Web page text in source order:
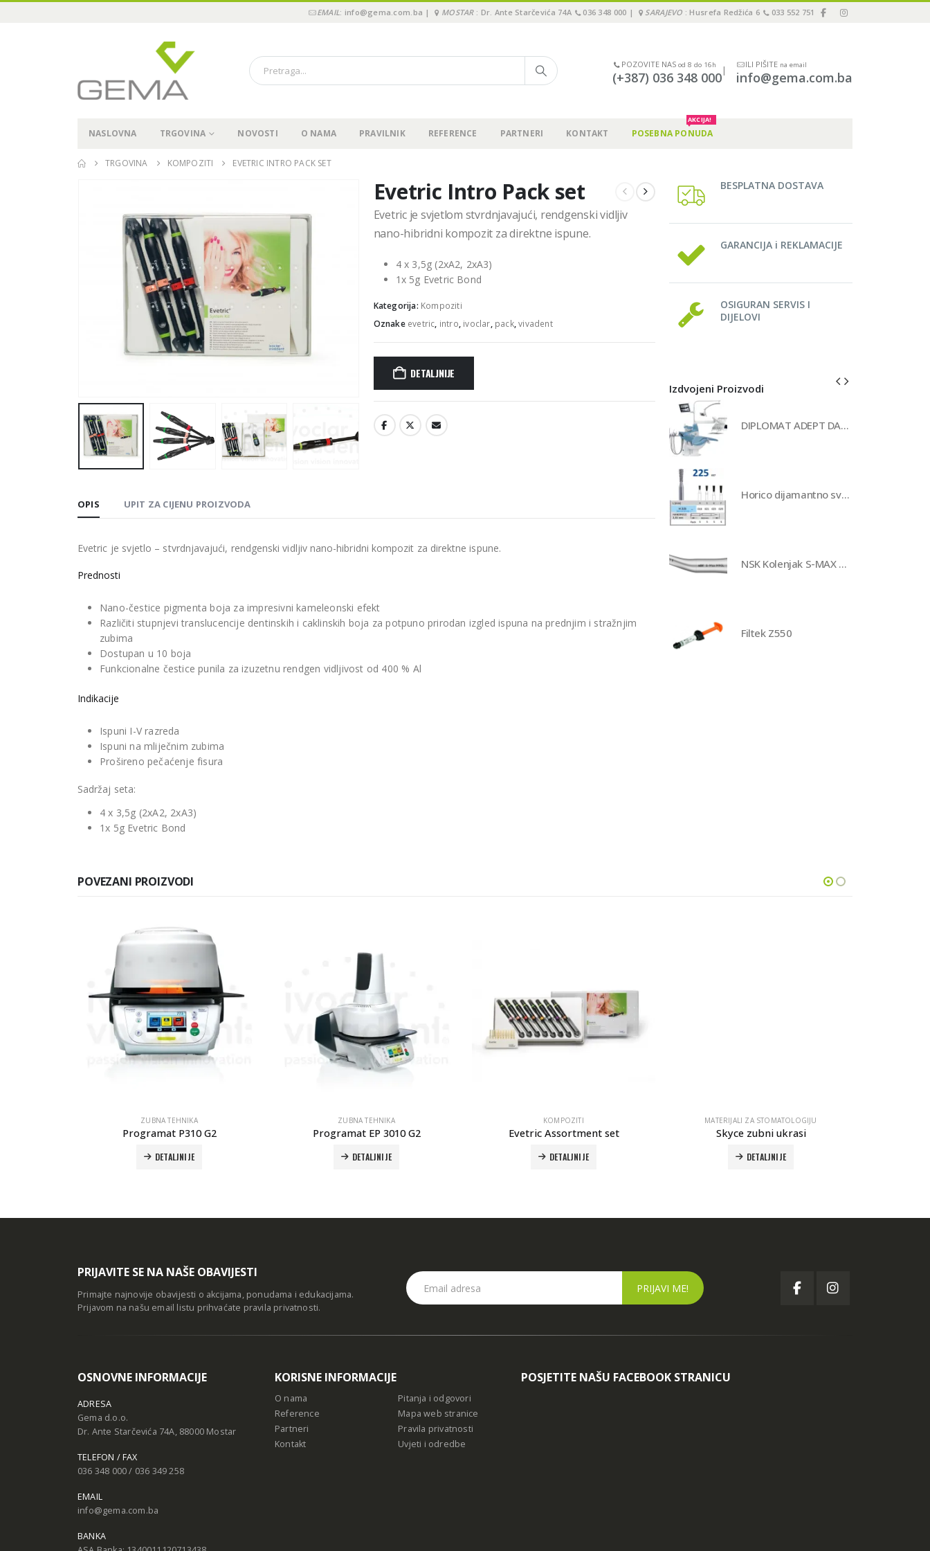
EMAIL: info@gema.com.ba | MOSTAR: Dr. Ante Starčevića 74A 036 348 000 | SARAJEVO : Husrefa Redžića 6 033 552 751
POZOVITE NAS od 8 do 16h
(+387) 036 348 000|
ILI PIŠITE na email
info@gema.com.ba
NASLOVNA TRGOVINA NOVOSTI O NAMA PRAVILNIK REFERENCE PARTNERI KONTAKT POSEBNA PONUDA
AKCIJA!
TRGOVINA KOMPOZITI EVETRIC INTRO PACK SET
Evetric Intro Pack set
Evetric je svjetlom stvrdnjavajući, rendgenski vidljiv
nano-hibridni kompozit za direktne ispune.
4 x 3,5g (2xA2, 2xA3)
1x 5g Evetric Bond
Kategorija: Kompoziti
Oznake evetric, intro, ivoclar, pack,vivadent
DETALJNIJE
OPIS UPIT ZA CIJENU PROIZVODA
Evetric je svjetlo – stvrdnjavajući, rendgenski vidljiv nano-hibridni kompozit za direktne ispune.
Prednosti
Nano-čestice pigmenta boja za impresivni kameleonski efekt
Različiti stupnjevi translucencije dentinskih i caklinskih boja za potpuno prirodan izgled ispuna na prednjim i stražnjim
zubima
Dostupan u 10 boja
Funkcionalne čestice punila za izuzetnu rendgen vidljivost od 400 % Al
Indikacije
Ispuni I-V razreda
Ispuni na mliječnim zubima
Prošireno pečaćenje fisura
Sadržaj seta:
4 x 3,5g (2xA2, 2xA3)
1x 5g Evetric Bond
BESPLATNA DOSTAVA
GARANCIJA i REKLAMACIJE
OSIGURAN SERVIS I
DIJELOVI
Izdvojeni Proizvodi
DIPLOMAT ADEPT DA370
Horico dijamantno svrdlo - 225
NSK Kolenjak S-MAX M95L
Filtek Z550
POVEZANI PROIZVODI
ZUBNA TEHNIKA
Programat P310 G2
DETALJNIJE
ZUBNA TEHNIKA
Programat EP 3010 G2
DETALJNIJE
KOMPOZITI
Evetric Assortment set
DETALJNIJE
MATERIJALI ZA STOMATOLOGIJU
Skyce zubni ukrasi
DETALJNIJE
PRIJAVITE SE NA NAŠE OBAVIJESTI
Primajte najnovije obavijesti o akcijama, ponudama i edukacijama.
Prijavom na našu email listu prihvaćate pravila privatnosti.
OSNOVNE INFORMACIJE
ADRESA
Gema d.o.o.
Dr. Ante Starčevića 74A, 88000 Mostar
TELEFON / FAX
036 348 000 / 036 349 258
EMAIL
info@gema.com.ba
BANKA
KORISNE INFORMACIJE
O nama
Reference
Partneri
Kontakt
Pitanja i odgovori
Mapa web stranice
Pravila privatnosti
Uvjeti i odredbe
POSJETITE NAŠU FACEBOOK STRANICU